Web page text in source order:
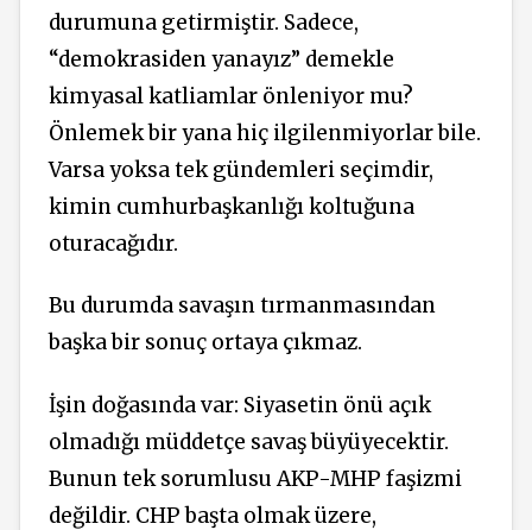
durumuna getirmiştir. Sadece,
“demokrasiden yanayız” demekle
kimyasal katliamlar önleniyor mu?
Önlemek bir yana hiç ilgilenmiyorlar bile.
Varsa yoksa tek gündemleri seçimdir,
kimin cumhurbaşkanlığı koltuğuna
oturacağıdır.
Bu durumda savaşın tırmanmasından
başka bir sonuç ortaya çıkmaz.
İşin doğasında var: Siyasetin önü açık
olmadığı müddetçe savaş büyüyecektir.
Bunun tek sorumlusu AKP-MHP faşizmi
değildir. CHP başta olmak üzere,